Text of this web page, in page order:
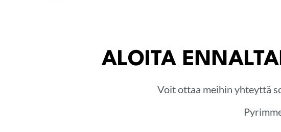
ALOITA
Voit ottaa meihin yhteyttä